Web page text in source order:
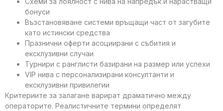
бонуси
Възстановяване системи връщащи част от загубите
като истински средства
Празнични оферти асоциирани с събития и
ексклузивни случаи
Турнири с ранглисти базирани на размер или успехи
VIP нива с персонализирани консултанти и
ексклузивни привилегии
Критериите за залагане варират драматично между
операторите. Реалистичните термини определят